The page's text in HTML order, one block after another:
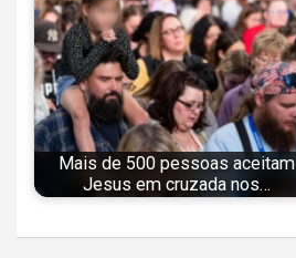
Mais de 500 pessoas aceitam
Jesus em cruzada nos…